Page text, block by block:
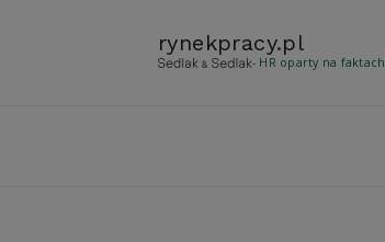
rynekpracy.pl
- HR oparty na faktach